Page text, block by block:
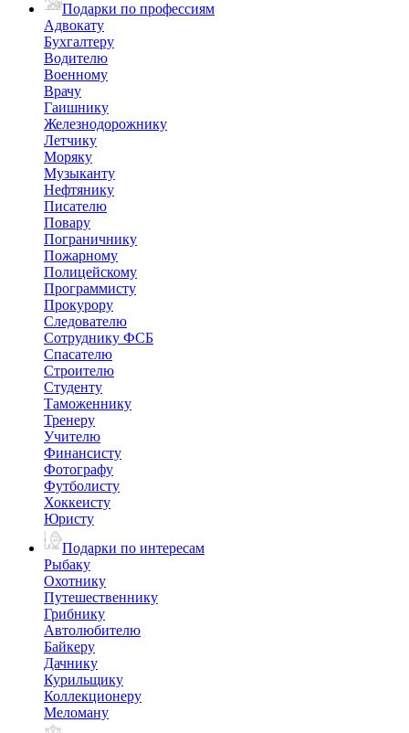
Подарки по профессиям
Адвокату
Бухгалтеру
Водителю
Военному
Врачу
Гаишнику
Железнодорожнику
Летчику
Моряку
Музыканту
Нефтянику
Писателю
Повару
Пограничнику
Пожарному
Полицейскому
Программисту
Прокурору
Следователю
Сотруднику ФСБ
Спасателю
Строителю
Студенту
Таможеннику
Тренеру
Учителю
Финансисту
Фотографу
Футболисту
Хоккеисту
Юристу
Подарки по интересам
Рыбаку
Охотнику
Путешественнику
Грибнику
Автолюбителю
Байкеру
Дачнику
Курильщику
Коллекционеру
Меломану